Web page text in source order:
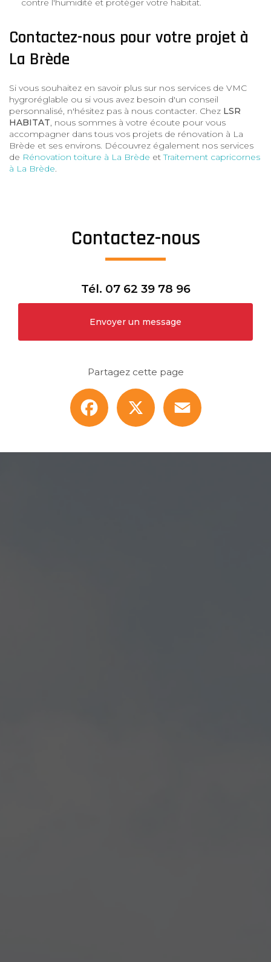
contre l'humidité et protéger votre habitat.
Contactez-nous pour votre projet à
La Brède
Si vous souhaitez en savoir plus sur nos services de VMC
hygroréglable ou si vous avez besoin d'un conseil
personnalisé, n'hésitez pas à nous contacter. Chez LSR
HABITAT, nous sommes à votre écoute pour vous
accompagner dans tous vos projets de rénovation à La
Brède et ses environs. Découvrez également nos services
de Rénovation toiture à La Brède etTraitement capricornes
à La Brède.
Contactez-nous
Tél. 07 62 39 78 96
Envoyer un message
Partagez cette page
Facebook